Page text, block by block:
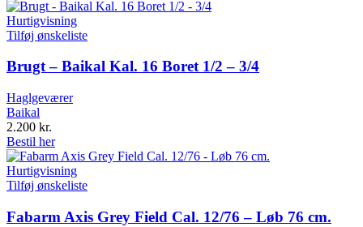
Hurtigvisning
Tilføj ønskeliste
Brugt – Baikal Kal. 16 Boret 1/2 – 3/4
Haglgeværer
Baikal
2.200 kr.
Bestil her
Hurtigvisning
Tilføj ønskeliste
Fabarm Axis Grey Field Cal. 12/76 – Løb 76 cm.